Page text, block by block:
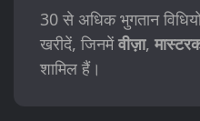
30 से अधिक भुगतान
खरीदें, जिनमेंवीज़ा,
शामिल हैं।